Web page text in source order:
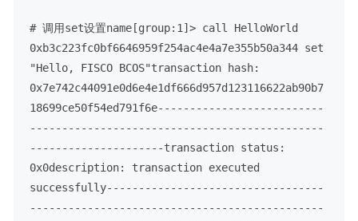
# 调用set设置name[group:1]> call HelloWorld
0xb3c223fc0bf6646959f254ac4e4a7e355b50a344 set
"Hello, FISCO BCOS"transaction hash:
0x7e742c44091e0d6e4e1df666d957d123116622ab90b7
18699ce50f54ed791f6e--------------------------
----------------------------------------------
---------------------transaction status:
0x0description: transaction executed
successfully----------------------------------
----------------------------------------------